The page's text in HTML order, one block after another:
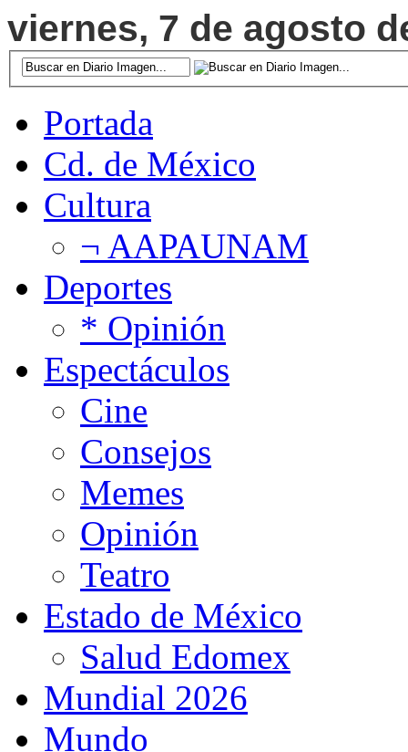
viernes, 7 de agosto
Portada
Cd. de México
Cultura
¬ AAPAUNAM
Deportes
* Opinión
Espectáculos
Cine
Consejos
Memes
Opinión
Teatro
Estado de México
Salud Edomex
Mundial 2026
Mundo